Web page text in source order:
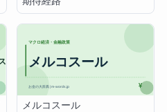
メルコスール